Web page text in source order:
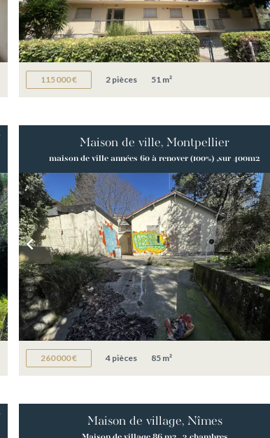
115 000 € 2 pièces 51 m²
Maison de ville, Montpellier
maison de ville années 60 à renover (100%) ,sur 400m2
260 000 € 4 pièces 85 m²
Maison de village, Nîmes